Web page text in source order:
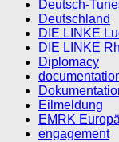
Deutsch-
Deutschland
DIE LINKE
DIE LINKE
Diplomacy
Eilmeldung
EMRK
engagement